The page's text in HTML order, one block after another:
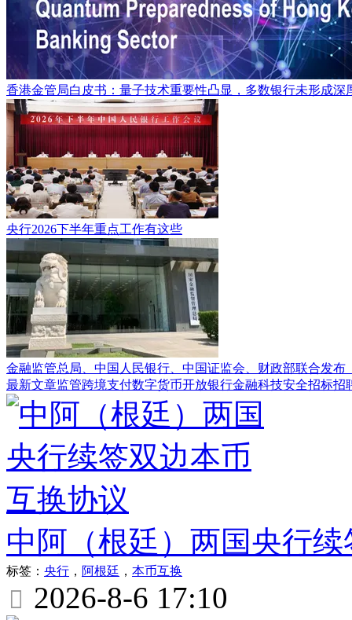
香港金管局白皮书：量子技术重要性凸显，多数银行未形成深
央行2026下半年重点工作有这些
金融监管总局、中国人民银行、中国证监会、财政部联合发
最新文章监管跨境支付数字货币开放银行金融科技安全招标招
中阿（根廷）两国央行
标签： 央行 ， 阿根廷 ， 本币互换
 2026-8-6 17:10